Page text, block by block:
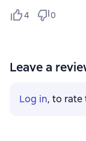
4 0
Leave a
Log in, to rate